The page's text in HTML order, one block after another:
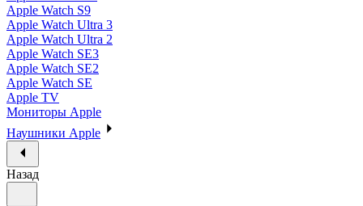
Apple Watch S9
Apple Watch Ultra 3
Apple Watch Ultra 2
Apple Watch SE3
Apple Watch SE2
Apple Watch SE
Apple TV
Мониторы Apple
Наушники Apple
Назад